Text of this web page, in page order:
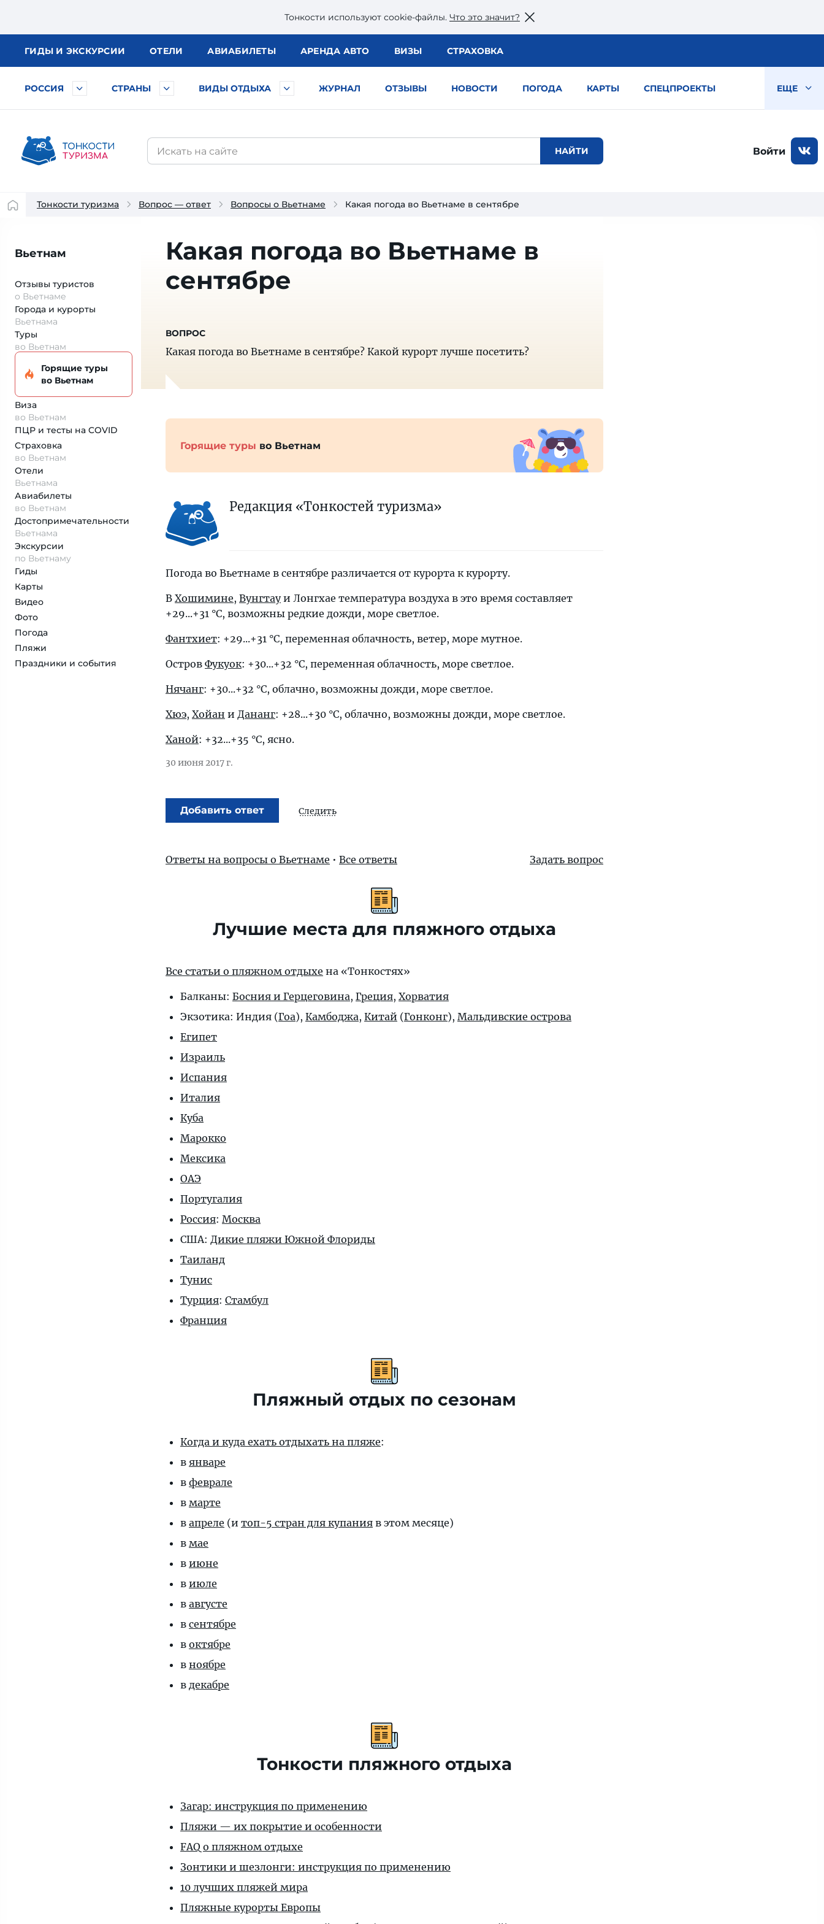
Тонкости используют сookie-файлы. Что это значит?
ГИДЫ И ЭКСКУРСИИ ОТЕЛИ АВИАБИЛЕТЫ АРЕНДА АВТО ВИЗЫ СТРАХОВКА
РОССИЯ СТРАНЫ ВИДЫ ОТДЫХА ЖУРНАЛ ОТЗЫВЫ НОВОСТИ ПОГОДА КАРТЫ СПЕЦПРОЕКТЫ ЕЩЕ
Войти
Тонкости туризма Вопрос — ответ Вопросы о Вьетнаме Какая погода во Вьетнаме в сентябре
Вьетнам
Отзывы туристов
о Вьетнаме
Города и курорты
Вьетнама
Туры
во Вьетнам
Горящие туры
во Вьетнам
Виза
во Вьетнам
ПЦР и тесты на COVID
Страховка
во Вьетнам
Отели
Вьетнама
Авиабилеты
во Вьетнам
Достопримеча­тельности
Вьетнама
Экскурсии
по Вьетнаму
Гиды
Карты
Видео
Фото
Погода
Пляжи
Праздники и события
Какая погода во Вьетнаме в
сентябре
Какая погода во Вьетнаме в сентябре? Какой курорт лучше посетить?
Горящие туры во Вьетнам
Редакция «Тонкостей туризма»
Погода во Вьетнаме в сентябре различается от курорта к курорту.
В Хошимине, Вунгтауи Лонгхае температура воздуха в это время составляет
+29...+31 °C, возможны редкие дожди, море светлое.
Фантхиет: +29...+31 °C, переменная облачность, ветер, море мутное.
Остров Фукуок: +30...+32 °C, переменная облачность, море светлое.
Нячанг: +30...+32 °C, облачно, возможны дожди, море светлое.
Хюэ, Хойан и Дананг: +28...+30 °C, облачно, возможны дожди, море светлое.
Ханой: +32...+35 °C, ясно.
30 июня 2017 г.
Добавить ответ Следить
Ответы на вопросы о Вьетнаме • Все ответы Задать вопрос
Лучшие места для пляжного отдыха
Все статьи о пляжном отдыхе на «Тонкостях»
Балканы: Босния и Герцеговина, Греция, Хорватия
Экзотика: Индия (Гоа), Камбоджа, Китай (Гонконг), Мальдивские острова
Египет
Израиль
Испания
Италия
Куба
Марокко
Мексика
ОАЭ
Португалия
Россия: Москва
США: Дикие пляжи Южной Флориды
Таиланд
Тунис
Турция: Стамбул
Франция
Пляжный отдых по сезонам
Когда и куда ехать отдыхать на пляже:
в январе
в феврале
в марте
в апреле (и топ-5 стран для купания в этом месяце)
в мае
в июне
в июле
в августе
в сентябре
в октябре
в ноябре
в декабре
Тонкости пляжного отдыха
Загар: инструкция по применению
Пляжи — их покрытие и особенности
FAQ о пляжном отдыхе
Зонтики и шезлонги: инструкция по применению
10 лучших пляжей мира
Пляжные курорты Европы